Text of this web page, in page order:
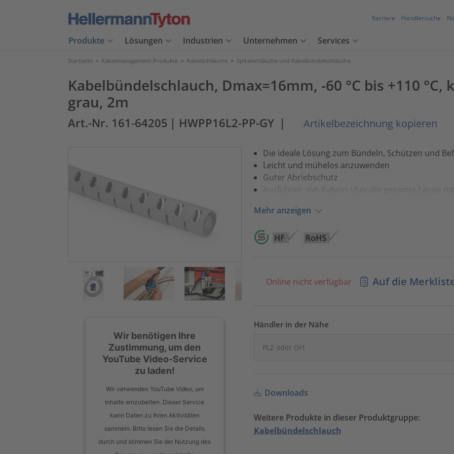
Karriere Händlersuche
Produkte Lösungen Industrien Unternehmen Services
Startseite > Kabelmanagement-Produkte > Kabelschläuche > Spiralschläuche und Kabelbündelschläuche
Kabelbündelschlauch, Dmax=16mm, -60 °C bis +110 °C,
grau, 2m
Art.-Nr. 161-64205 | HWPP16L2-PP-GY | Artikelbezeichnung kopieren
Wir benötigen Ihre
Zustimmung, um den
YouTube Video-Service
zu laden!
Wir verwenden YouTube Video, um
Inhalte einzubetten. Dieser Service
kann Daten zu Ihren Aktivitäten
sammeln. Bitte lesen Sie die Details
durch und stimmen Sie der Nutzung des
Die ideale Lösung zum Bündeln, Schützen und
Leicht und mühelos anzuwenden
Guter Abriebschutz
Ausführen von Kabeln über die gesamte Länge
Mehr anzeigen
Online nicht verfügbar Auf die
Händler in der Nähe
Downloads
Weitere Produkte in dieser Produktgruppe:
Kabelbündelschlauch